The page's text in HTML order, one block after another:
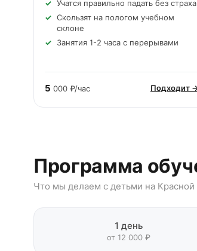
Учатся правильно падать без страха
Скользят на пологом учебном
склоне
Занятия 1-2 часа с перерывами
5 000 ₽/час Подходит
Программа
Что мы делаем с детьми на
1 день
от 12 000 ₽